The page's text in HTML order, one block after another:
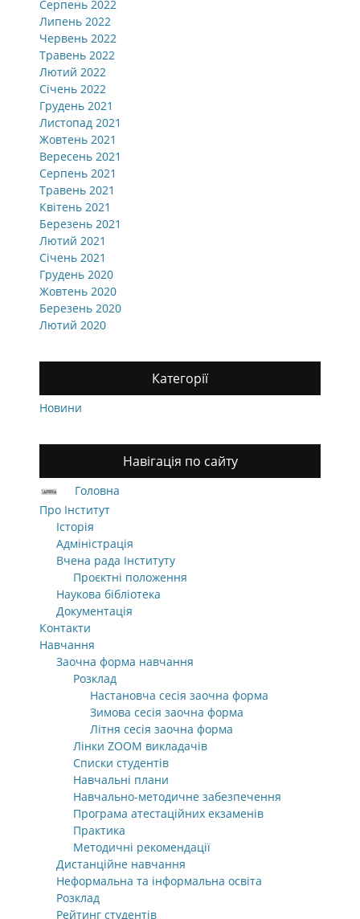
Серпень 2022
Липень 2022
Червень 2022
Травень 2022
Лютий 2022
Січень 2022
Грудень 2021
Листопад 2021
Жовтень 2021
Вересень 2021
Серпень 2021
Травень 2021
Квітень 2021
Березень 2021
Лютий 2021
Січень 2021
Грудень 2020
Жовтень 2020
Березень 2020
Лютий 2020
Категорії
Новини
Навігація по сайту
Головна
Про Інститут
Історія
Адміністрація
Вчена рада Інституту
Проєктні положення
Наукова бібліотека
Документація
Контакти
Навчання
Заочна форма навчання
Розклад
Настановча сесія заочна форма
Зимова сесія заочна форма
Літня сесія заочна форма
Лінки ZOOM викладачів
Списки студентів
Навчальні плани
Навчально-методичне забезпечення
Програма атестаційних екзаменів
Практика
Методичні рекомендації
Дистанційне навчання
Неформальна та інформальна освіта
Розклад
Рейтинг студентів